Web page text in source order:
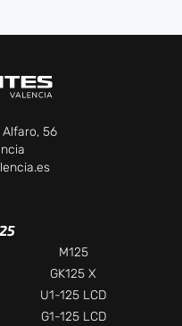
56
M125
GK125 X
U1-125 LCD
G1-125 LCD